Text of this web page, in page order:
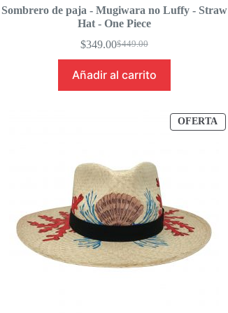
Sombrero de paja - Mugiwara no Luffy - Straw
Hat - One Piece
$449.00
Original
price
was:
$349.00Current
price
is:
Añadir al carrito
OFERTA
EN